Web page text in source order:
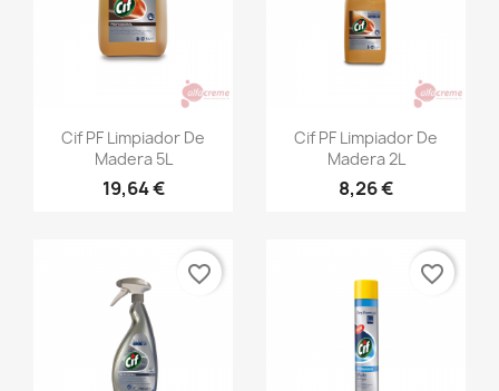
Vista rápida
Cif PF Limpiador De
Madera 5L
19,64 €
Vista rápida
Cif PF Limpiador De
Madera 2L
8,26 €
favorite_border favorite_border